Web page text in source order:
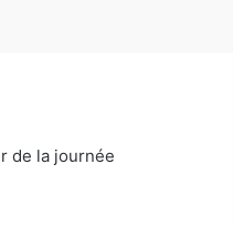
de la journée